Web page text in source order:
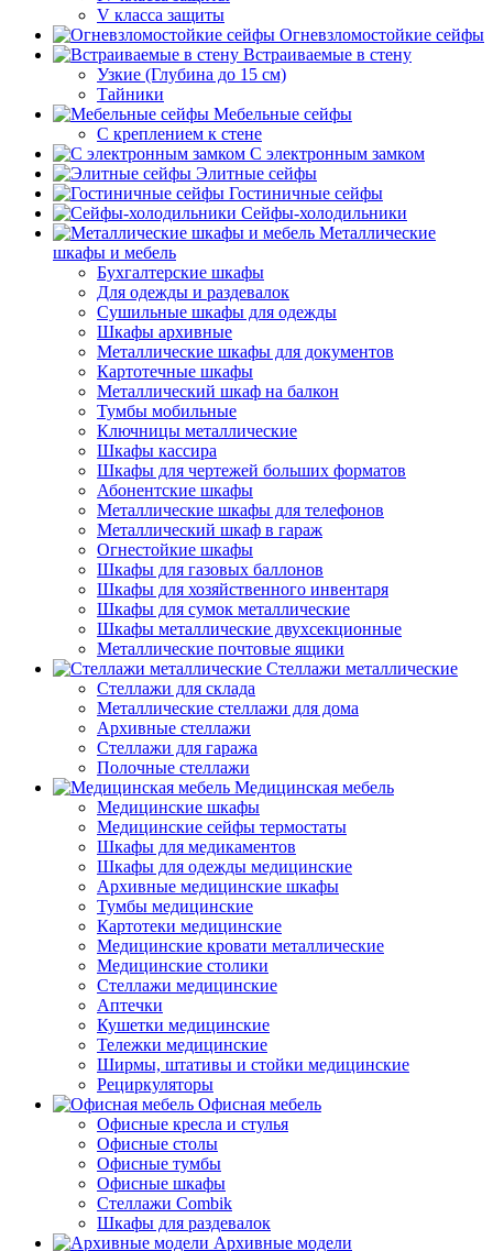
V класса защиты
Огневзломостойкие сейфы
Встраиваемые в стену
Узкие (Глубина до 15 см)
Тайники
Мебельные сейфы
С креплением к стене
С электронным замком
Элитные сейфы
Гостиничные сейфы
Сейфы-холодильники
Металлические
шкафы и мебель
Бухгалтерские шкафы
Для одежды и раздевалок
Сушильные шкафы для одежды
Шкафы архивные
Металлические шкафы для документов
Картотечные шкафы
Металлический шкаф на балкон
Тумбы мобильные
Ключницы металлические
Шкафы кассира
Шкафы для чертежей больших форматов
Абонентские шкафы
Металлические шкафы для телефонов
Металлический шкаф в гараж
Огнестойкие шкафы
Шкафы для газовых баллонов
Шкафы для хозяйственного инвентаря
Шкафы для сумок металлические
Шкафы металлические двухсекционные
Металлические почтовые ящики
Стеллажи металлические
Стеллажи для склада
Металлические стеллажи для дома
Архивные стеллажи
Стеллажи для гаража
Полочные стеллажи
Медицинская мебель
Медицинские шкафы
Медицинские сейфы термостаты
Шкафы для медикаментов
Шкафы для одежды медицинские
Архивные медицинские шкафы
Тумбы медицинские
Картотеки медицинские
Медицинские кровати металлические
Медицинские столики
Стеллажи медицинские
Аптечки
Кушетки медицинские
Тележки медицинские
Ширмы, штативы и стойки медицинские
Рециркуляторы
Офисная мебель
Офисные кресла и стулья
Офисные столы
Офисные тумбы
Офисные шкафы
Стеллажи Combik
Шкафы для раздевалок
Архивные модели